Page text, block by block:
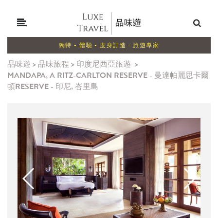
獨特 • 體驗 • 度身訂造 - 旅遊專家
品味遊 > 品味旅程 > 印度尼西亞旅遊 >
MANDAPA, A RITZ-CARLTON RESERVE - 曼達帕麗思卡爾
頓RESERVE - 印尼, 峇里島